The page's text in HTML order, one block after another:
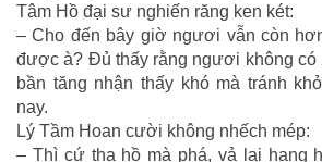
Tâm Hồ đại sư nghiến răng ken két:
– Cho đến bây giờ ngươi vẫn còn
được à? Đủ thấy rằng ngươi không có
bần tăng nhận thấy khó mà tránh
nay.
Lý Tầm Hoan cười không nhếch mép:
– Thì cứ tha hồ mà phá, vả lại hạng